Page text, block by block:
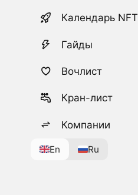
Календарь NFT
Гайды
Вочлист
Кран-лист
Компании
En Ru